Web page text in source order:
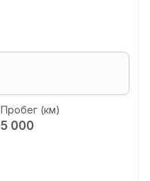
Пробег (км)
5 000